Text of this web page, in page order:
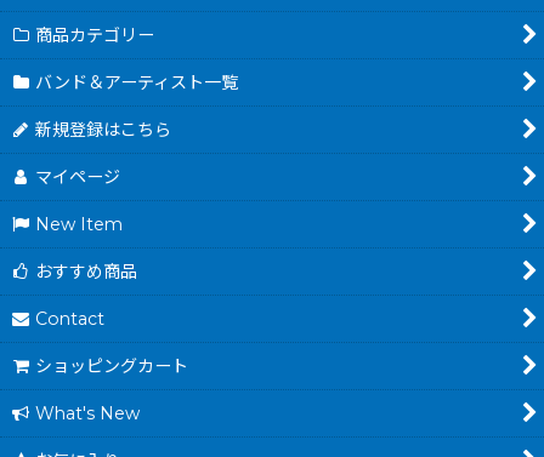
商品カテゴリー
バンド＆アーティスト一覧
新規登録はこちら
マイページ
New Item
おすすめ商品
Contact
ショッピングカート
What's New